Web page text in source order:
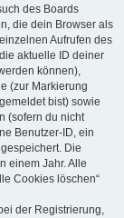
des Boards
die dein Browser als
Aufrufen des
aktuelle ID deiner
können),
(zur Markierung
bist) sowie
(sofern du nicht
Benutzer-ID, ein
Die
einem Jahr. Alle
Cookies löschen“
der Registrierung,